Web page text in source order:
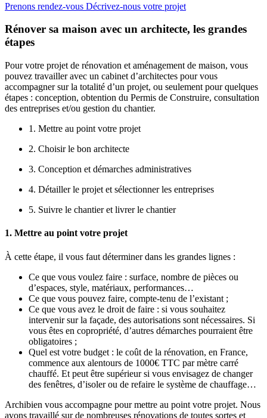
Prenons rendez-vous Décrivez-nous votre projet
Rénover sa maison avec un architecte, les grandes
étapes
Pour votre projet de rénovation et aménagement de maison, vous
pouvez travailler avec un cabinet d’architectes pour vous
accompagner sur la totalité d’un projet, ou seulement pour quelques
étapes : conception, obtention du Permis de Construire, consultation
des entreprises et/ou gestion du chantier.
1. Mettre au point votre projet
2. Choisir le bon architecte
3. Conception et démarches administratives
4. Détailler le projet et sélectionner les entreprises
5. Suivre le chantier et livrer le chantier
1. Mettre au point votre projet
À cette étape, il vous faut déterminer dans les grandes lignes :
Ce que vous voulez faire : surface, nombre de pièces ou
d’espaces, style, matériaux, performances…
Ce que vous pouvez faire, compte-tenu de l’existant ;
Ce que vous avez le droit de faire : si vous souhaitez
intervenir sur la façade, des autorisations sont nécessaires. Si
vous êtes en copropriété, d’autres démarches pourraient être
obligatoires ;
Quel est votre budget : le coût de la rénovation, en France,
commence aux alentours de 1000€ TTC par mètre carré
chauffé. Et peut être supérieur si vous envisagez de changer
des fenêtres, d’isoler ou de refaire le système de chauffage…
Archibien vous accompagne pour mettre au point votre projet. Nous
avons travaillé sur de nombreuses rénovations de toutes sortes et